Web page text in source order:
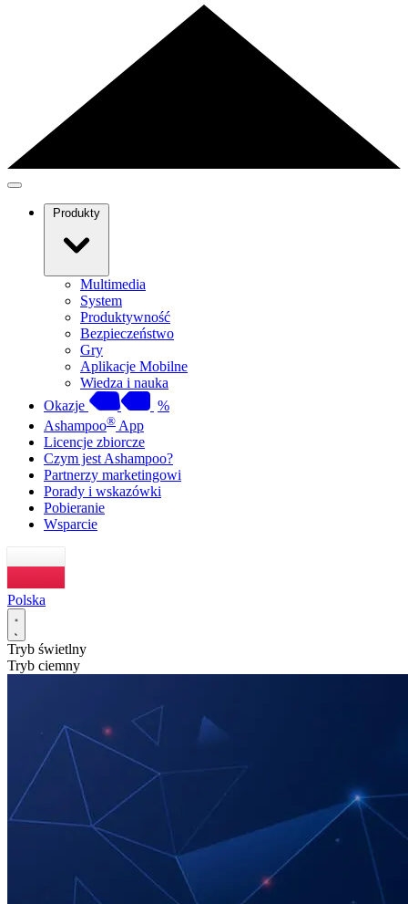
Produkty
Multimedia
System
Produktywność
Bezpieczeństwo
Gry
Aplikacje Mobilne
Wiedza i nauka
Okazje
%
Ashampoo® App
Licencje zbiorcze
Czym jest Ashampoo?
Partnerzy marketingowi
Porady i wskazówki
Pobieranie
Wsparcie
Polska
Tryb świetlny
Tryb ciemny